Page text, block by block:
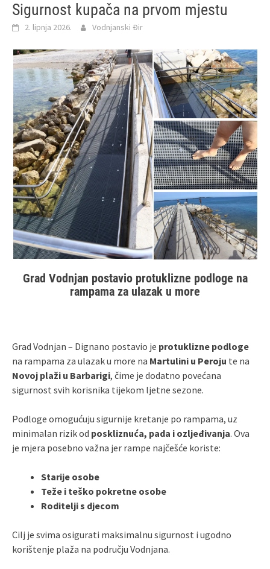
Sigurnost kupača na prvom mjestu
2. lipnja 2026. Vodnjanski Đir
Grad Vodnjan postavio protuklizne podloge na
rampama za ulazak u more
Grad Vodnjan – Dignano postavio je protuklizne podloge
na rampama za ulazak u more na Martulini u Peroju te na
Novoj plaži u Barbarigi, čime je dodatno povećana
sigurnost svih korisnika tijekom ljetne sezone.
Podloge omogućuju sigurnije kretanje po rampama, uz
minimalan rizik od poskliznuća, pada i ozljeđivanja. Ova
je mjera posebno važna jer rampe najčešće koriste:
Starije osobe
Teže i teško pokretne osobe
Roditelji s djecom
Cilj je svima osigurati maksimalnu sigurnost i ugodno
korištenje plaža na području Vodnjana.